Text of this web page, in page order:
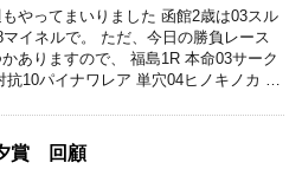
やってまいりました 函館2歳は03スル
マイネルで。 ただ、今日の勝負レース
ありますので、 福島1R 本命03サーク
抗10パイナワレア 単穴04ヒノキノカ …
賞 回顧